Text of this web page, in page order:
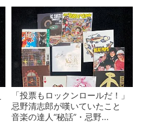
「投票もロックンロールだ！」
忌野清志郎が嘆いていたこと
音楽の達人“秘話”・忌野...